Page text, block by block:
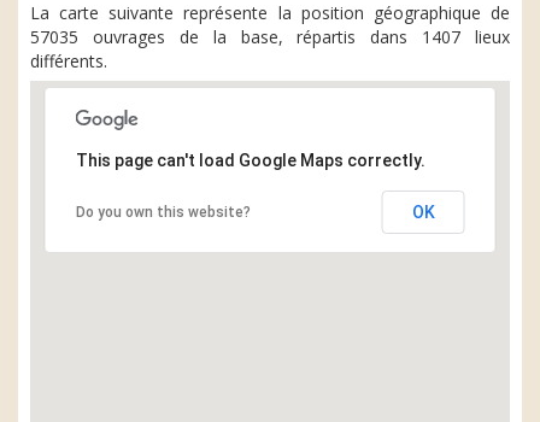
La carte suivante représente la position géographique de
57035 ouvrages de la base, répartis dans 1407 lieux
différents.
This page can't load Google Maps correctly.
Do you own this website? OK